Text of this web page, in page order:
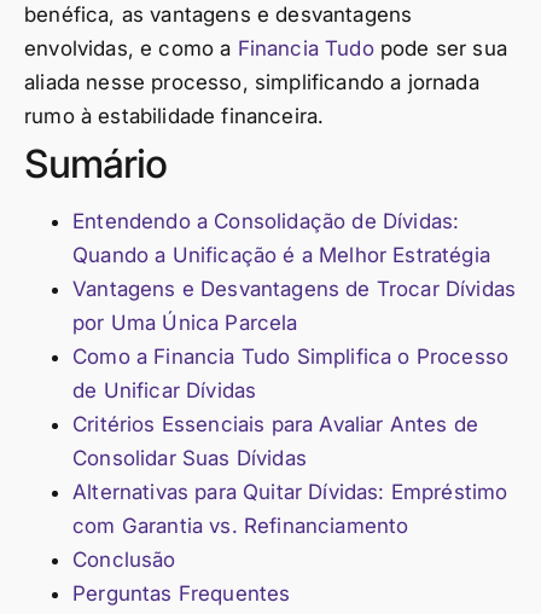
benéfica, as vantagens e desvantagens
envolvidas, e como a Financia Tudopode ser sua
aliada nesse processo, simplificando a jornada
rumo à estabilidade financeira.
Sumário
Entendendo a Consolidação de Dívidas:
Quando a Unificação é a Melhor Estratégia
Vantagens e Desvantagens de Trocar Dívidas
por Uma Única Parcela
Como a Financia Tudo Simplifica o Processo
de Unificar Dívidas
Critérios Essenciais para Avaliar Antes de
Consolidar Suas Dívidas
Alternativas para Quitar Dívidas: Empréstimo
com Garantia vs. Refinanciamento
Conclusão
Perguntas Frequentes